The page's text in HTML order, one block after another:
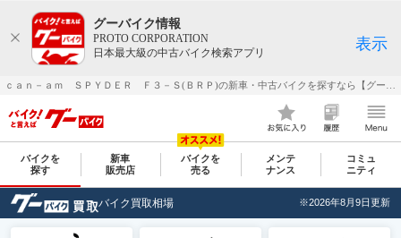
グーバイク情報
PROTO CORPORATION
日本最大級の中古バイク検索アプリ
表示
バイクを
探す
新車
販売店
バイクを
売る
メンテ
ナンス
コミュ
ニティ
バイク買取相場 ※2026年8月9日更新